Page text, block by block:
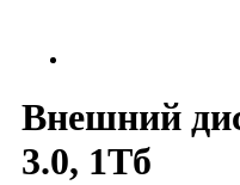
Внешний
3.0, 1Тб